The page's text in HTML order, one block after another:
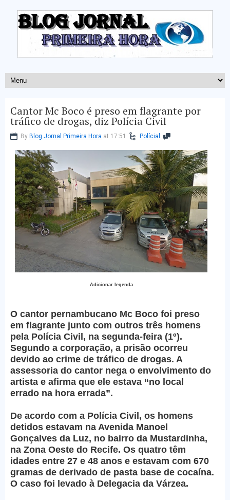
Cantor Mc Boco é preso em flagrante por
tráfico de drogas, diz Polícia Civil
By Blog Jornal Primeira Hora at 17:51 Polícial
Adicionar legenda
O cantor pernambucano Mc Boco foi preso
em flagrante junto com outros três homens
pela Polícia Civil, na segunda-feira (1º).
Segundo a corporação, a prisão ocorreu
devido ao crime de tráfico de drogas. A
assessoria do cantor nega o envolvimento do
artista e afirma que ele estava “no local
errado na hora errada”.
De acordo com a Polícia Civil, os homens
detidos estavam na Avenida Manoel
Gonçalves da Luz, no bairro da Mustardinha,
na Zona Oeste do Recife. Os quatro têm
idades entre 27 e 48 anos e estavam com 670
gramas de derivado de pasta base de cocaína.
O caso foi levado à Delegacia da Várzea.